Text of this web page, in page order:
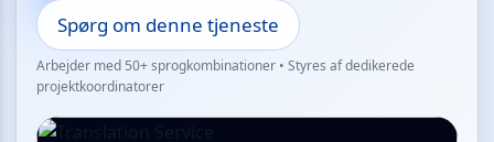
Spørg om denne tjeneste
Arbejder med 50+ sprogkombinationer • Styres af dedikerede
projektkoordinatorer